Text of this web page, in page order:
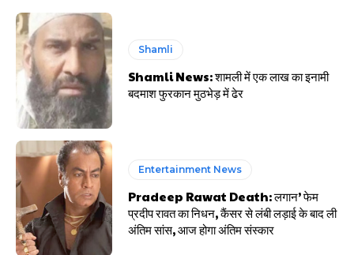
Shamli
Shamli News: शामली में एक लाख का इनामी
बदमाश फुरकान मुठभेड़ में ढेर
Entertainment News
Pradeep Rawat Death: लगान’ फेम
प्रदीप रावत का निधन, कैंसर से लंबी लड़ाई के बाद ली
अंतिम सांस, आज होगा अंतिम संस्कार